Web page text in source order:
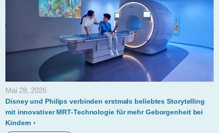
Mai 28, 2026
Disney und Philips verbinden erstmals beliebtes Storytelling
mit innovativer MRT-Technologie für mehr Geborgenheit bei
Kindern